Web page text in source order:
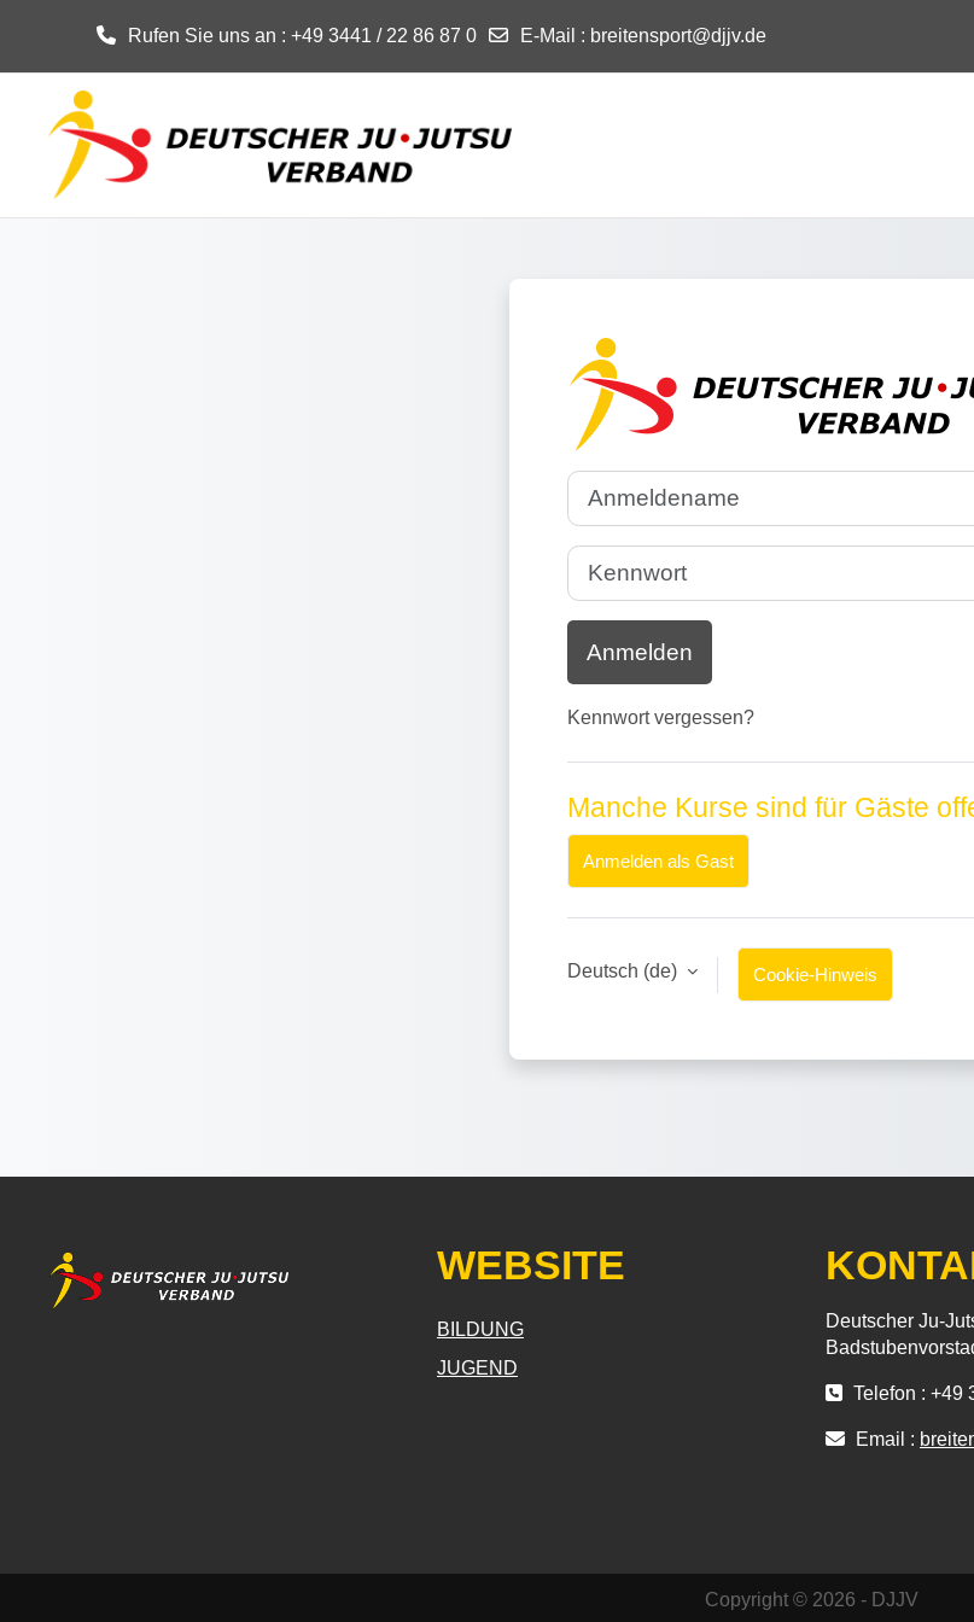
Rufen Sie uns an : +49 3441 / 22 86 87 0 E-Mail : breitensport@djjv.de
Anmeldename
Kennwort
Anmelden
Kennwort vergessen?
Manche Kurse sind für Gäste
Anmelden als Gast
Deutsch ‎(de)‎ Cookie-Hinweis
WEBSITE
BILDUNG
JUGEND
Deutscher Ju-
Telefon : +49
Email :
Copyright © 2026 - DJJV